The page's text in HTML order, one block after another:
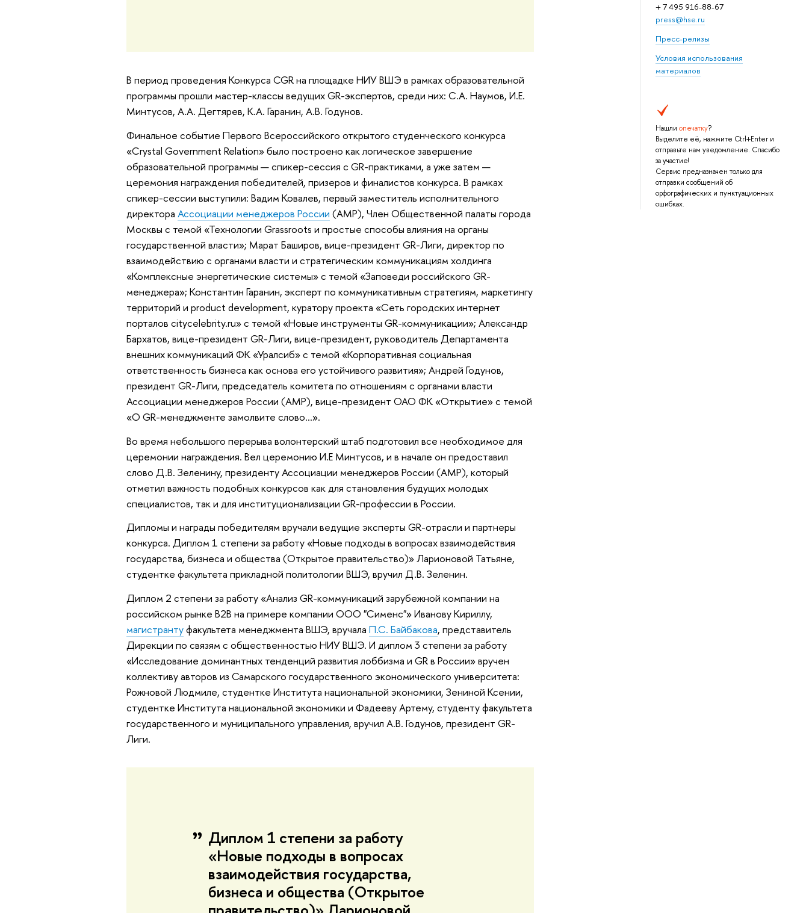
+ 7 495 916-88-67
press@hse.ru
Пресс-релизы
Условия использования
материалов
Нашли опечатку?
Выделите её, нажмите Ctrl+Enter и
отправьте нам уведомление. Спасибо
за участие!
Сервис предназначен только для
отправки сообщений об
орфографических и пунктуационных
ошибках.
В период проведения Конкурса CGR на площадке НИУ ВШЭ в рамках образовательной
программы прошли мастер-классы ведущих GR-экспертов, среди них: С.А. Наумов, И.Е.
Минтусов, А.А. Дегтярев, К.А. Гаранин, А.В. Годунов.
Финальное событие Первого Всероссийского открытого студенческого конкурса
«Crystal Government Relation» было построено как логическое завершение
образовательной программы — спикер-сессия с GR-практиками, а уже затем —
церемония награждения победителей, призеров и финалистов конкурса. В рамках
спикер-сессии выступили: Вадим Ковалев, первый заместитель исполнительного
директора Ассоциации менеджеров России (АМР), Член Общественной палаты города
Москвы с темой «Технологии Grassroots и простые способы влияния на органы
государственной власти»; Марат Баширов, вице-президент GR-Лиги, директор по
взаимодействию с органами власти и стратегическим коммуникациям холдинга
«Комплексные энергетические системы» с темой «Заповеди российского GR-
менеджера»; Константин Гаранин, эксперт по коммуникативным стратегиям, маркетингу
территорий и product development, куратору проекта «Сеть городских интернет
порталов citycelebrity.ru» с темой «Новые инструменты GR-коммуникации»; Александр
Бархатов, вице-президент GR-Лиги, вице-президент, руководитель Департамента
внешних коммуникаций ФК «Уралсиб» с темой «Корпоративная социальная
ответственность бизнеса как основа его устойчивого развития»; Андрей Годунов,
президент GR-Лиги, председатель комитета по отношениям с органами власти
Ассоциации менеджеров России (АМР), вице-президент ОАО ФК «Открытие» с темой
«О GR-менеджменте замолвите слово…».
Во время небольшого перерыва волонтерский штаб подготовил все необходимое для
церемонии награждения. Вел церемонию И.Е Минтусов, и в начале он предоставил
слово Д.В. Зеленину, президенту Ассоциации менеджеров России (АМР), который
отметил важность подобных конкурсов как для становления будущих молодых
специалистов, так и для институционализации GR-профессии в России.
Дипломы и награды победителям вручали ведущие эксперты GR-отрасли и партнеры
конкурса. Диплом 1 степени за работу «Новые подходы в вопросах взаимодействия
государства, бизнеса и общества (Открытое правительство)» Ларионовой Татьяне,
студентке факультета прикладной политологии ВШЭ, вручил Д.В. Зеленин.
Диплом 2 степени за работу «Анализ GR-коммуникаций зарубежной компании на
российском рынке В2В на примере компании ООО "Сименс"» Иванову Кириллу,
магистрантуфакультета менеджмента ВШЭ, вручала П.С. Байбакова, представитель
Дирекции по связям с общественностью НИУ ВШЭ. И диплом 3 степени за работу
«Исследование доминантных тенденций развития лоббизма и GR в России» вручен
коллективу авторов из Самарского государственного экономического университета:
Рожновой Людмиле, студентке Института национальной экономики, Зениной Ксении,
студентке Института национальной экономики и Фадееву Артему, студенту факультета
государственного и муниципального управления, вручил А.В. Годунов, президент GR-
Лиги.
Диплом 1 степени за работу
«Новые подходы в вопросах
взаимодействия государства,
бизнеса и общества (Открытое